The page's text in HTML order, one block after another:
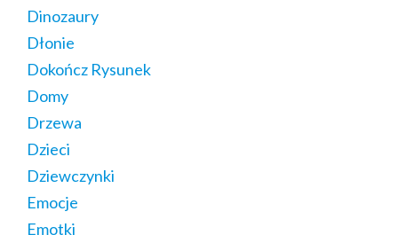
Dinozaury
Dłonie
Dokończ Rysunek
Domy
Drzewa
Dzieci
Dziewczynki
Emocje
Emotki